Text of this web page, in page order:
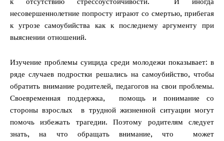
несовершеннолетние попросту играют со смертью, прибегая
к угрозе самоубийства как к последнему аргументу при
выяснении отношений.
Изучение проблемы суицида среди молодежи показывает: в
ряде случаев подростки решались на самоубийство, чтобы
обратить внимание родителей, педагогов на свои проблемы.
Своевременная поддержка, помощь и понимание со
стороны взрослых в трудной жизненной ситуации могут
помочь избежать трагедии. Поэтому родителям следует
знать, на что обращать внимание, что может